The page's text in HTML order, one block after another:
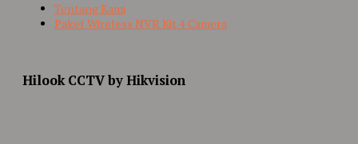
Tentang Kami
Paket Wireless NVR Kit 4 Camera
Hilook CCTV by Hikvision